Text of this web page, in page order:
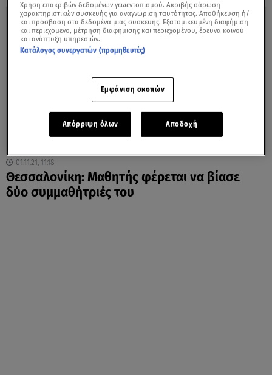
01.11.21, 11:18
Θεσσαλονίκη: Μαθητής φέρεται να βίασε
δύο συμμαθήτριές του
Χρήση επακριβών δεδομένων γεωεντοπισμού. Ακριβής σάρωση
χαρακτηριστικών συσκευής για αναγνώριση ταυτότητας. Αποθήκευση ή/
και πρόσβαση στα δεδομένα μιας συσκευής. Εξατομικευμένη διαφήμιση
και περιεχόμενο, μέτρηση διαφήμισης και περιεχομένου, έρευνα κοινού
και ανάπτυξη υπηρεσιών.
Κατάλογος συνεργατών (προμηθευτές)
Εμφάνιση σκοπών
Απόρριψη όλων Αποδοχή